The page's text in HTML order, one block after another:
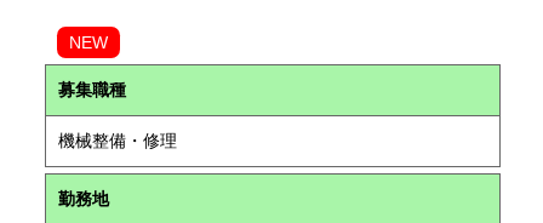
NEW
募集職種
機械整備・修理
勤務地